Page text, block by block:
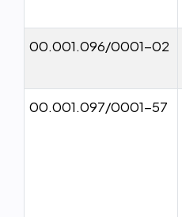
00.001.096/0001-02
00.001.097/0001-57